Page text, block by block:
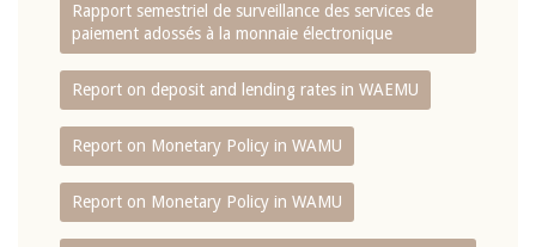
Rapport semestriel de surveillance des services de
paiement adossés à la monnaie électronique
Report on deposit and lending rates in WAEMU
Report on Monetary Policy in WAMU
Report on Monetary Policy in WAMU